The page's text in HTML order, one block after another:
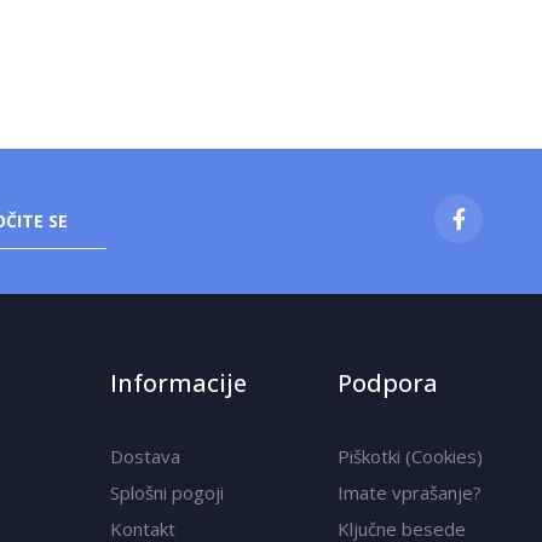
SE
Informacije
Dostava
Splošni pogoji
Kontakt
Podpora
Piškotki (Cookies)
Imate vprašanje?
Ključne besede